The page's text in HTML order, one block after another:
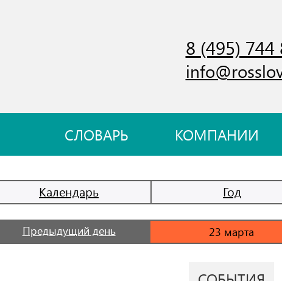
8 (495) 744
СЛОВАРЬ КОМПАНИИ
Календарь Год
Предыдущий день